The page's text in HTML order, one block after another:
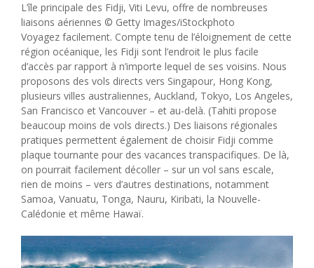
L’île principale des Fidji, Viti Levu, offre de nombreuses
liaisons aériennes © Getty Images/iStockphoto
Voyagez facilement. Compte tenu de l’éloignement de cette
région océanique, les Fidji sont l’endroit le plus facile
d’accès par rapport à n’importe lequel de ses voisins. Nous
proposons des vols directs vers Singapour, Hong Kong,
plusieurs villes australiennes, Auckland, Tokyo, Los Angeles,
San Francisco et Vancouver – et au-delà. (Tahiti propose
beaucoup moins de vols directs.) Des liaisons régionales
pratiques permettent également de choisir Fidji comme
plaque tournante pour des vacances transpacifiques. De là,
on pourrait facilement décoller – sur un vol sans escale,
rien de moins – vers d’autres destinations, notamment
Samoa, Vanuatu, Tonga, Nauru, Kiribati, la Nouvelle-
Calédonie et même Hawaï.